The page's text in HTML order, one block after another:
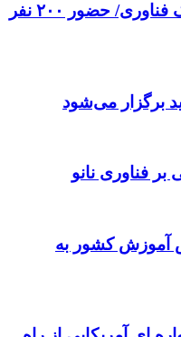
رقابت ۴۷۰۰ نخبه در المپیک فناوری/ حضور ۲۰۰ نفر
فناوری نانو
آموزش کشور به